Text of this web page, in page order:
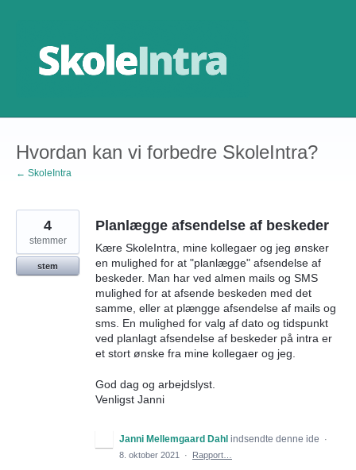
Hvordan kan vi forbedre SkoleIntra?
← SkoleIntra
Planlægge afsendelse af beskeder
Kære SkoleIntra, mine kollegaer og jeg ønsker
en mulighed for at "planlægge" afsendelse af
beskeder. Man har ved almen mails og SMS
mulighed for at afsende beskeden med det
samme, eller at plængge afsendelse af mails og
sms. En mulighed for valg af dato og tidspunkt
ved planlagt afsendelse af beskeder på intra er
et stort ønske fra mine kollegaer og jeg.
God dag og arbejdslyst.
Venligst Janni
4
stemmer
stem
Janni Mellemgaard Dahl indsendte denne ide
·
8. oktober 2021
· Rapport…